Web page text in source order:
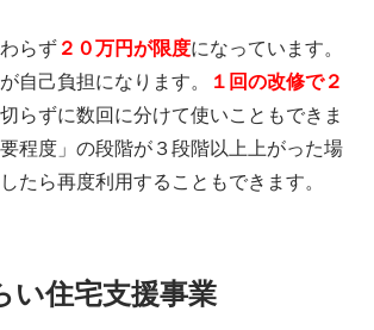
らず ２０万円が限度になっています。
自己負担になります。
１回の改修で２
らずに数回に分けて使いこともできま
程度」の段階が３段階以上上がった場
たら再度利用することもできます。
い住宅支援事業